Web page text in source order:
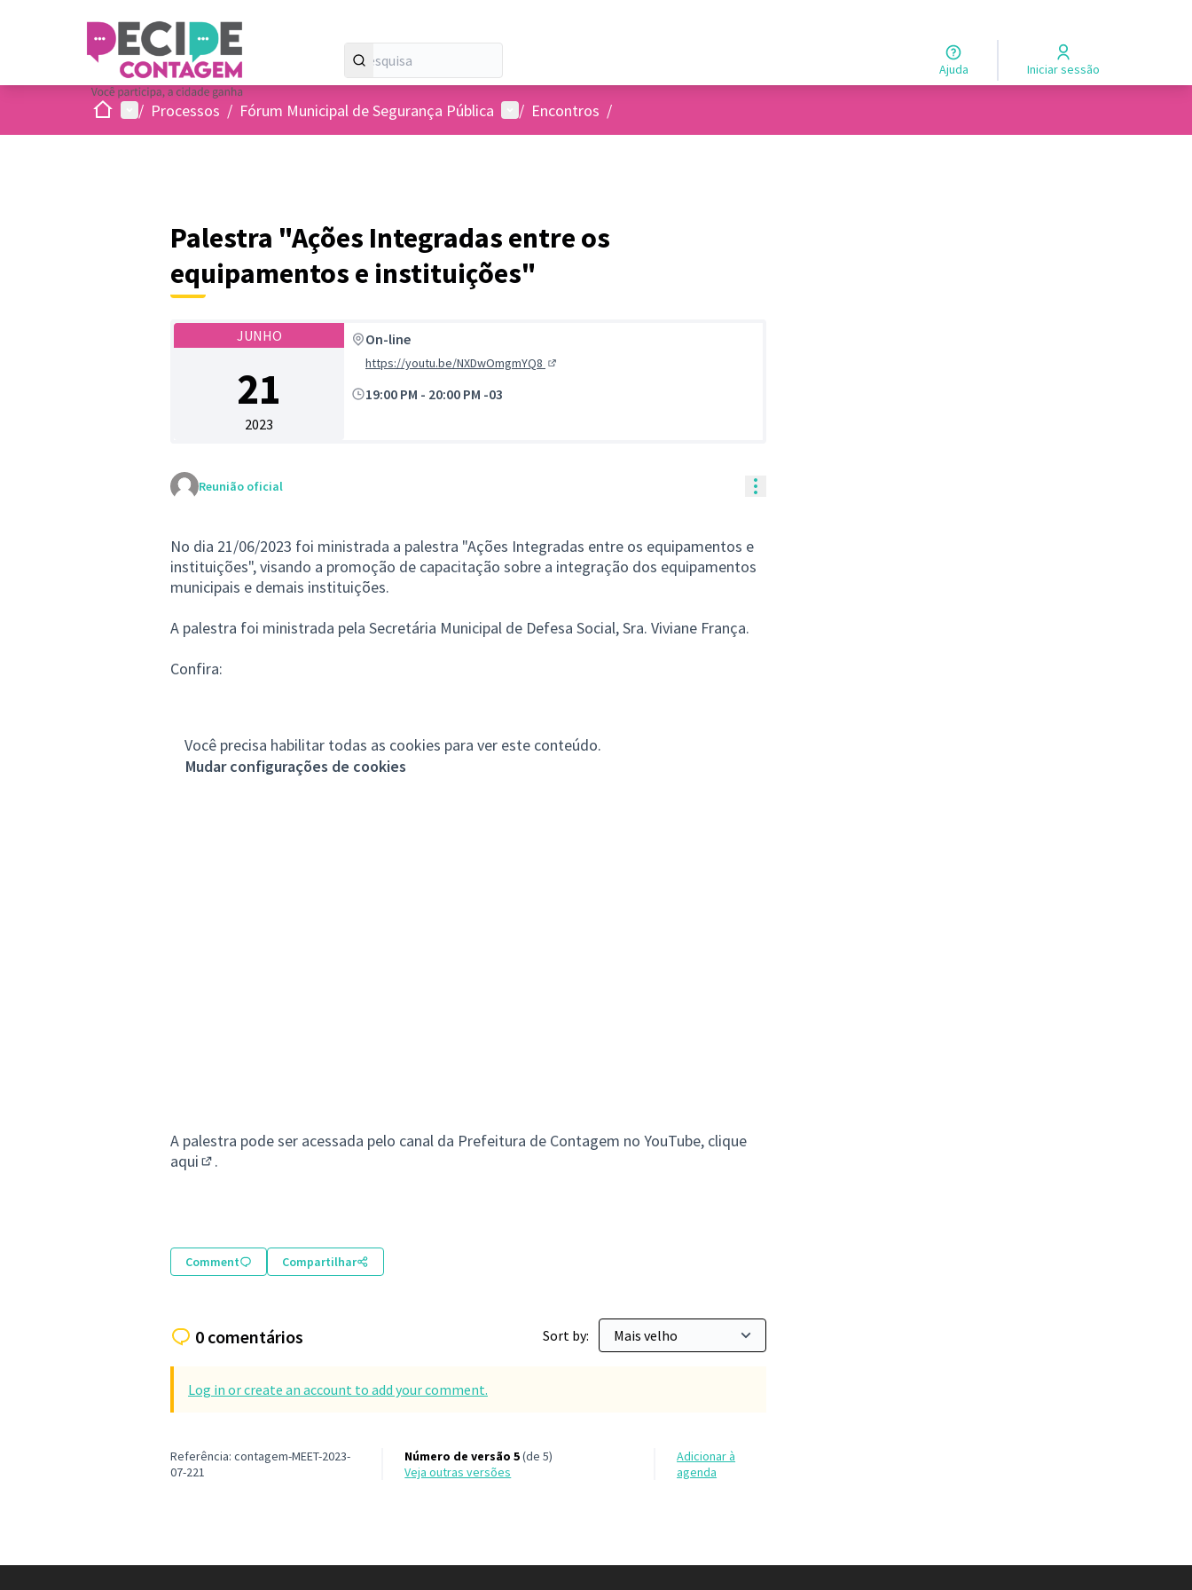
Ajuda Iniciar sessão
InicioMenu principal
/ Processos / Fórum Municipal de Segurança Pública Menu de usuários
/ Encontros /
Palestra "Ações Integradas entre os
equipamentos e instituições"
JUNHO
21
2023
On-line
https://youtu.be/NXDwOmgmYQ8
19:00 PM - 20:00 PM -03
Reunião oficial Controles de recursos
No dia 21/06/2023 foi ministrada a palestra "Ações Integradas entre os equipamentos e
instituições", visando a promoção de capacitação sobre a integração dos equipamentos
municipais e demais instituições.
A palestra foi ministrada pela Secretária Municipal de Defesa Social, Sra. Viviane França.
Confira:
Você precisa habilitar todas as cookies para ver este conteúdo.
Mudar configurações de cookies
A palestra pode ser acessada pelo canal da Prefeitura de Contagem no YouTube, clique
aqui
.
Comment Compartilhar
0 comentários Sort by:
Log in or create an account to add your comment.
Referência: contagem-MEET-2023-
07-221
Número de versão 5(de 5)
veja outras versões
Adicionar à
agenda